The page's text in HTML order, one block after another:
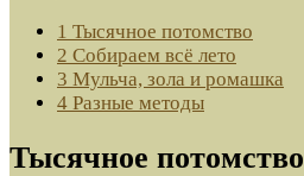
1 Тысячное потомство
2 Собираем всё лето
3 Мульча, зола и ромашка
4 Разные методы
Тысячное потомство